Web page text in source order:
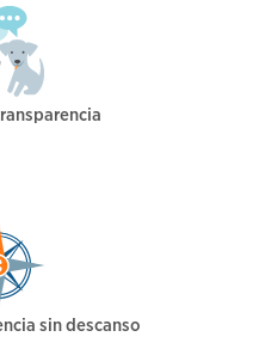
sin descanso